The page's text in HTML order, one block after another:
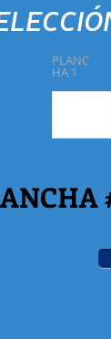
PLANC
HA 1